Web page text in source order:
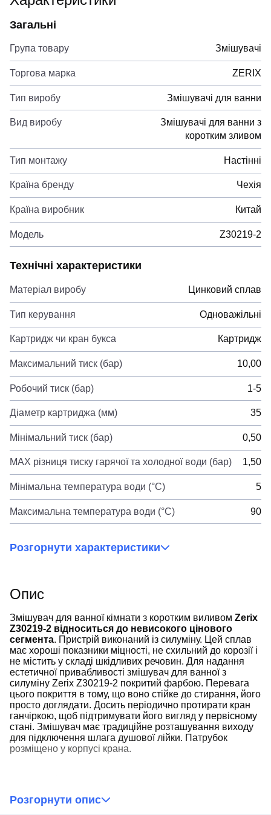
Загальні
Група товару Змішувачі
Торгова марка ZERIX
Тип виробу Змішувачі для ванни
Вид виробу
Змішувачі для ванни з
коротким зливом
Тип монтажу Настінні
Країна бренду Чехія
Країна виробник Китай
Модель Z30219-2
Технічні характеристики
Матеріал виробу Цинковий сплав
Тип керування Одноважільні
Картридж чи кран букса Картридж
Максимальний тиск (бар) 10,00
Робочий тиск (бар) 1-5
Діаметр картриджа (мм) 35
Мінімальний тиск (бар) 0,50
MAX різниця тиску гарячої та холодної води (бар) 1,50
Мінімальна температура води (°C) 5
Максимальна температура води (°C) 90
Розгорнути характеристики
Опис
Змішувач для ванної кімнати з коротким виливом Zerix
Z30219-2 відноситься до невисокого цінового
сегмента. Пристрій виконаний із силуміну. Цей сплав
має хороші показники міцності, не схильний до корозії і
не містить у складі шкідливих речовин. Для надання
естетичної привабливості змішувач для ванної з
силуміну Zerix Z30219-2 покритий фарбою. Перевага
цього покриття в тому, що воно стійке до стирання, його
просто доглядати. Досить періодично протирати кран
ганчіркою, щоб підтримувати його вигляд у первісному
стані. Змішувач має традиційне розташування виходу
для підключення шлага душової лійки. Патрубок
розміщено у корпусі крана.
характеристиками:
Розгорнути опис